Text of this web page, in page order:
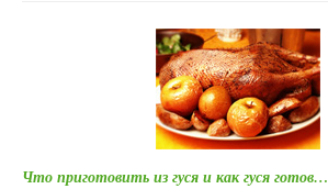
Что приготовить из гуся и как гуся готов…